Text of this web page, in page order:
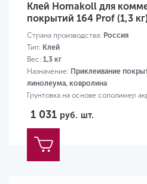
Клей Homakoll для
покрытий 164 Prof (1,3
Страна производства: Россия
Тип: Клей
Вес: 1,3 кг
Назначение: Приклеивание
линолеума, ковролина
Грунтовка на основе сополимер
1 031 руб. шт.